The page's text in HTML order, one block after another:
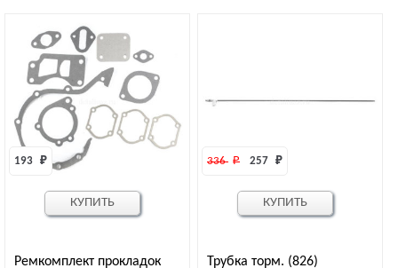
Ремкомплект прокладок
193 ₽
КУПИТЬ
Трубка торм. (826)
336 ₽ 257 ₽
КУПИТЬ